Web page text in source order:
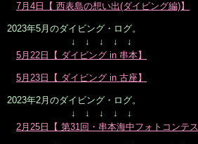
7月4日【 西表島の想い出(ダイビング編)】
2023年5月のダイビング・ログ。
↓ ↓ ↓ ↓ ↓
5月22日【 ダイビング in 串本】
5月23日【 ダイビング in 古座】
2023年2月のダイビング・ログ。
↓ ↓ ↓ ↓ ↓
2月25日【 第31回・串本海中フォトコンテス